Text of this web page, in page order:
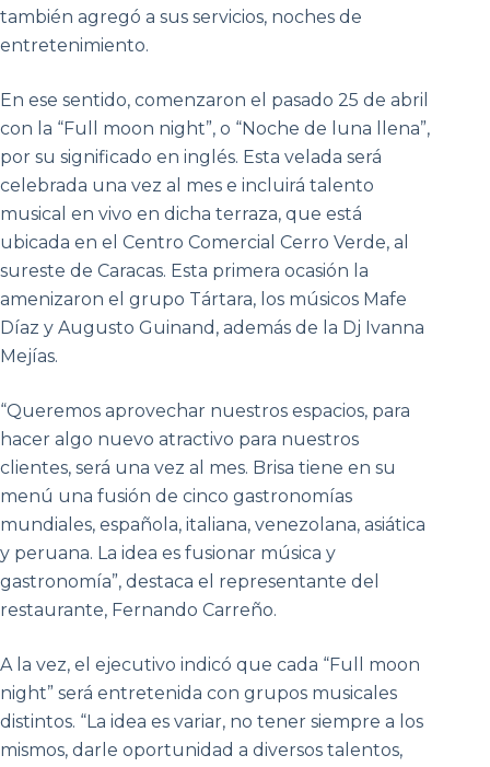
también agregó a sus servicios, noches de
entretenimiento.
En ese sentido, comenzaron el pasado 25 de abril
con la “Full moon night”, o “Noche de luna llena”,
por su significado en inglés. Esta velada será
celebrada una vez al mes e incluirá talento
musical en vivo en dicha terraza, que está
ubicada en el Centro Comercial Cerro Verde, al
sureste de Caracas. Esta primera ocasión la
amenizaron el grupo Tártara, los músicos Mafe
Díaz y Augusto Guinand, además de la Dj Ivanna
Mejías.
“Queremos aprovechar nuestros espacios, para
hacer algo nuevo atractivo para nuestros
clientes, será una vez al mes. Brisa tiene en su
menú una fusión de cinco gastronomías
mundiales, española, italiana, venezolana, asiática
y peruana. La idea es fusionar música y
gastronomía”, destaca el representante del
restaurante, Fernando Carreño.
A la vez, el ejecutivo indicó que cada “Full moon
night” será entretenida con grupos musicales
distintos. “La idea es variar, no tener siempre a los
mismos, darle oportunidad a diversos talentos,